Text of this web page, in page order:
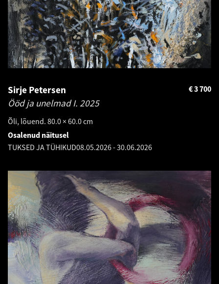
Sirje Petersen
Ööd ja unelmad I. 2025
Õli, lõuend. 80.0 × 60.0 cm
3 700
€
Osalenud näitusel
TUKSED JA TÜHIKUD08.05.2026-30.06.2026